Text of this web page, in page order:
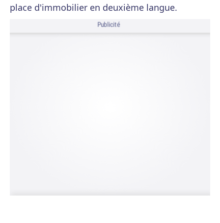
place d'immobilier en deuxième langue.
Publicité